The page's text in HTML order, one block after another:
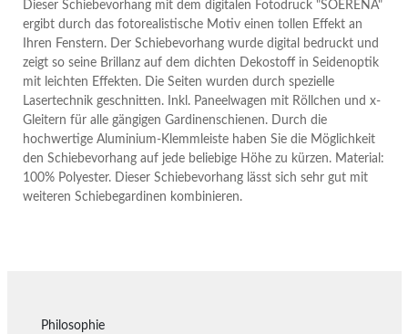
Dieser Schiebevorhang mit dem digitalen Fotodruck "SOERENA"
ergibt durch das fotorealistische Motiv einen tollen Effekt an
Ihren Fenstern. Der Schiebevorhang wurde digital bedruckt und
zeigt so seine Brillanz auf dem dichten Dekostoff in Seidenoptik
mit leichten Effekten. Die Seiten wurden durch spezielle
Lasertechnik geschnitten. Inkl. Paneelwagen mit Röllchen und x-
Gleitern für alle gängigen Gardinenschienen. Durch die
hochwertige Aluminium-Klemmleiste haben Sie die Möglichkeit
den Schiebevorhang auf jede beliebige Höhe zu kürzen. Material:
100% Polyester. Dieser Schiebevorhang lässt sich sehr gut mit
weiteren Schiebegardinen kombinieren.
Philosophie